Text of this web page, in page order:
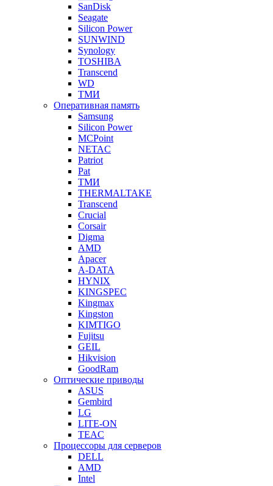
SanDisk
Seagate
Silicon Power
SUNWIND
Synology
TOSHIBA
Transcend
WD
ТМИ
Оперативная память
Samsung
Silicon Power
MCPoint
NETAC
Patriot
Pat
ТМИ
THERMALTAKE
Transcend
Crucial
Corsair
Digma
AMD
Apacer
A-DATA
HYNIX
KINGSPEC
Kingmax
Kingston
KIMTIGO
Fujitsu
GEIL
Hikvision
GoodRam
Оптические приводы
ASUS
Gembird
LG
LITE-ON
TEAC
Процессоры для серверов
DELL
AMD
Intel